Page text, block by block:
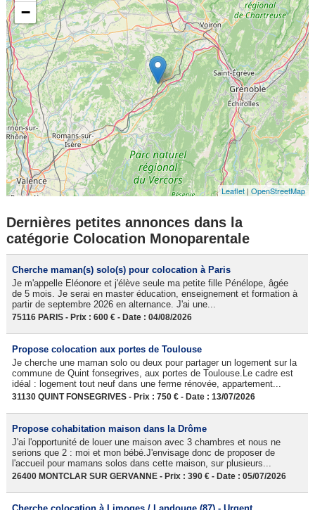
−
Leaflet |OpenStreetMap
Dernières petites annonces dans la
catégorie Colocation Monoparentale
Cherche maman(s) solo(s) pour colocation à Paris
Je m'appelle Eléonore et j'élève seule ma petite fille Pénélope, âgée
de 5 mois. Je serai en master éducation, enseignement et formation à
partir de septembre 2026 en alternance. J'ai une...
75116 PARIS - Prix : 600 € - Date : 04/08/2026
Propose colocation aux portes de Toulouse
Je cherche une maman solo ou deux pour partager un logement sur la
commune de Quint fonsegrives, aux portes de Toulouse.Le cadre est
idéal : logement tout neuf dans une ferme rénovée, appartement...
31130 QUINT FONSEGRIVES - Prix : 750 € - Date : 13/07/2026
Propose cohabitation maison dans la Drôme
J'ai l'opportunité de louer une maison avec 3 chambres et nous ne
serions que 2 : moi et mon bébé.J'envisage donc de proposer de
l'accueil pour mamans solos dans cette maison, sur plusieurs...
26400 MONTCLAR SUR GERVANNE - Prix : 390 € - Date : 05/07/2026
Cherche colocation à Limoges / Landouge (87) - Urgent